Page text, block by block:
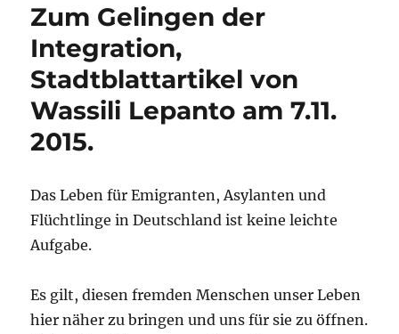
Zum Gelingen der
Integration,
Stadtblattartikel von
Wassili Lepanto am 7.11.
2015.
Das Leben für Emigranten, Asylanten und
Flüchtlinge in Deutschland ist keine leichte
Aufgabe.
Es gilt, diesen fremden Menschen unser Leben
hier näher zu bringen und uns für sie zu öffnen.